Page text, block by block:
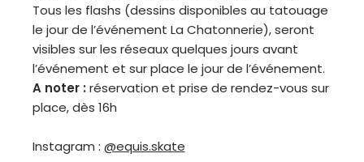
Tous les flashs (dessins disponibles au tatouage
le jour de l’événement La Chatonnerie), seront
visibles sur les réseaux quelques jours avant
l’événement et sur place le jour de l’événement.
A noter : réservation et prise de rendez-vous sur
place, dès 16h
Instagram : @equis.skate